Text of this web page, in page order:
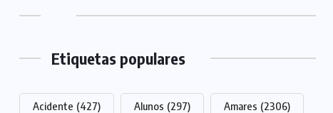
Etiquetas populares
Acidente (427) Alunos (297) Amares (2306)